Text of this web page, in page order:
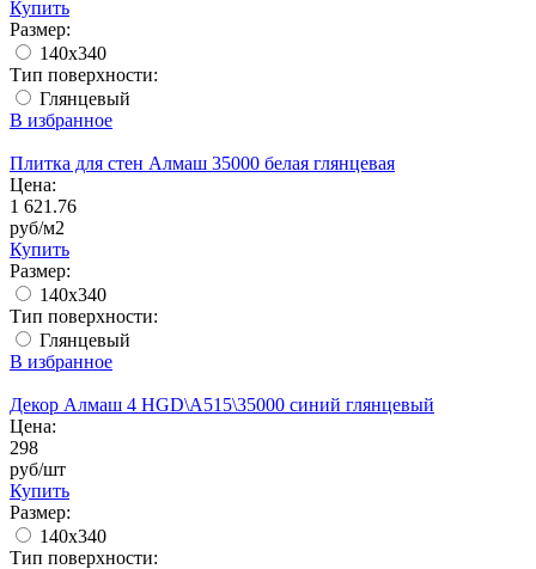
Купить
Размер:
140x340
Тип поверхности:
Глянцевый
В избранное
Плитка для стен Алмаш 35000 белая глянцевая
Цена:
1 621.76
руб/м2
Купить
Размер:
140x340
Тип поверхности:
Глянцевый
В избранное
Декор Алмаш 4 HGD\A515\35000 синий глянцевый
Цена:
298
руб/шт
Купить
Размер:
140x340
Тип поверхности: